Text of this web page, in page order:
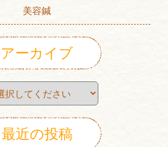
美容鍼
アーカイブ
最近の投稿